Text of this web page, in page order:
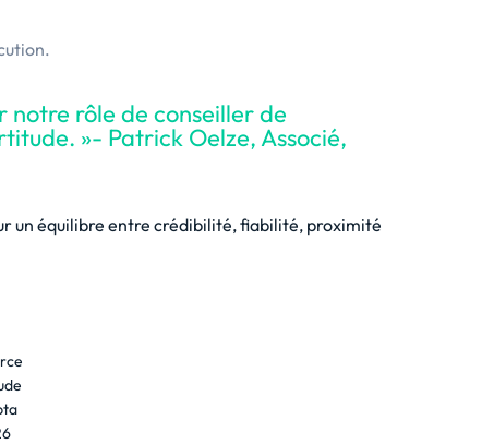
notre rôle de conseiller de
»- Patrick Oelze, Associé,
un équilibre entre crédibilité, fiabilité, proximité